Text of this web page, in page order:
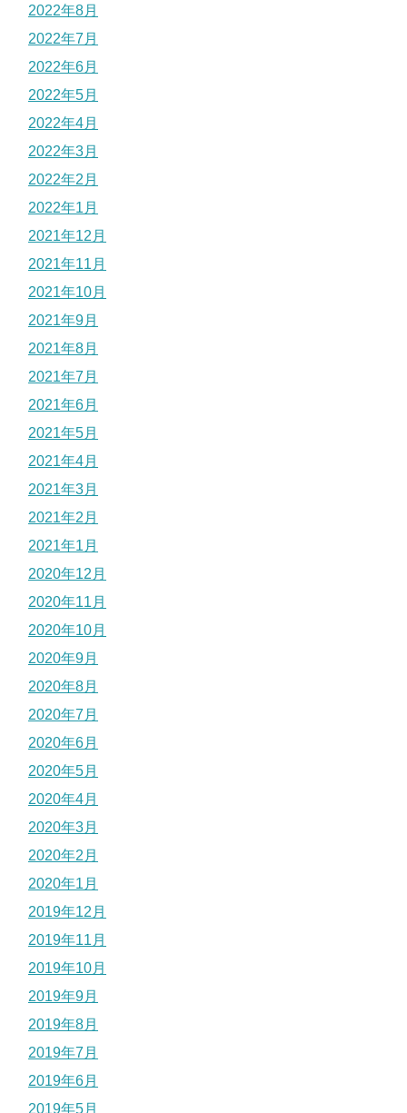
2022年8月
2022年7月
2022年6月
2022年5月
2022年4月
2022年3月
2022年2月
2022年1月
2021年12月
2021年11月
2021年10月
2021年9月
2021年8月
2021年7月
2021年6月
2021年5月
2021年4月
2021年3月
2021年2月
2021年1月
2020年12月
2020年11月
2020年10月
2020年9月
2020年8月
2020年7月
2020年6月
2020年5月
2020年4月
2020年3月
2020年2月
2020年1月
2019年12月
2019年11月
2019年10月
2019年9月
2019年8月
2019年7月
2019年6月
2019年5月